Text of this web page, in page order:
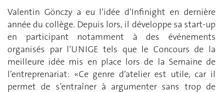
Valentin Gönczy a eu l’idée d’Infinight en dernière
année du collège. Depuis lors, il développe sa start-up
en participant notamment à des événements
organisés par l’UNIGE tels que le Concours de la
meilleure idée mis en place lors de la Semaine de
l’entreprenariat: «Ce genre d’atelier est utile, car il
permet de s’entraîner à argumenter sans trop de